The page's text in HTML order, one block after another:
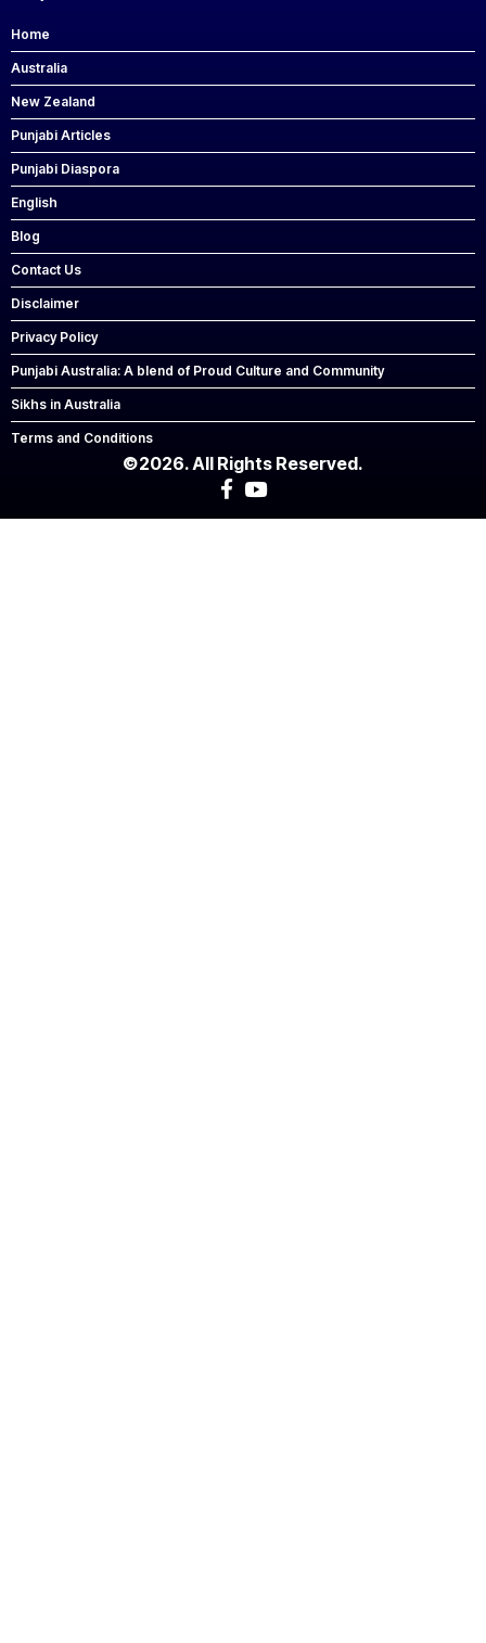
Home
Australia
New Zealand
Punjabi Articles
Punjabi Diaspora
English
Blog
Contact Us
Disclaimer
Privacy Policy
Punjabi Australia: A blend of Proud Culture and Community
Sikhs in Australia
Terms and Conditions
©2026. All Rights Reserved.